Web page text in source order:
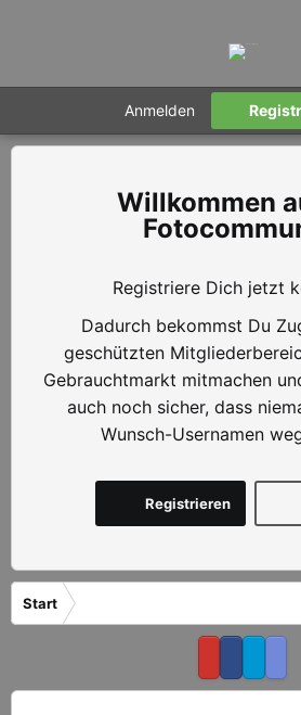
Anmelden
Registriere Dich jetzt
Dadurch bekommst Du
geschützten
Gebrauchtmarkt mitmachen
auch noch sicher, dass
Wunsch-Usernamen
Registrieren
Start